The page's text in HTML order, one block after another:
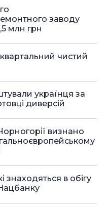
заводу
млн грн
чистий
українця за
диверсій
визнано
знаходяться в обігу